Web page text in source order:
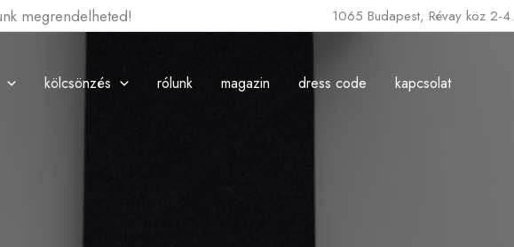
megrendelheted! 1065 Budapest, Révay köz 2-4.
kölcsönzés rólunk magazin dress code kapcsolat